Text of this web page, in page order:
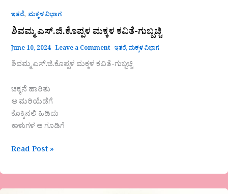
ಇತರೆ, ಮಕ್ಕಳ ವಿಭಾಗ
ಶಿವಮ್ಮ ಎಸ್.ಜಿ.ಕೊಪ್ಪಳ ಮಕ್ಕಳ ಕವಿತೆ-ಗುಬ್ಬಚ್ಚಿ
June 10, 2024 Leave a Comment ಇತರೆ,ಮಕ್ಕಳ ವಿಭಾಗ
ಶಿವಮ್ಮ ಎಸ್.ಜಿ.ಕೊಪ್ಪಳ ಮಕ್ಕಳ ಕವಿತೆ-ಗುಬ್ಬಚ್ಚಿ
ಚಕ್ಕನೆ ಹಾರಿತು
ಆ ಮರಿಯೆಡೆಗೆ
ಕೊಕ್ಕಿನಲಿ ಹಿಡಿದು
ಕಾಳುಗಳ ಆ ಗೂಡಿಗೆ
Read Post »